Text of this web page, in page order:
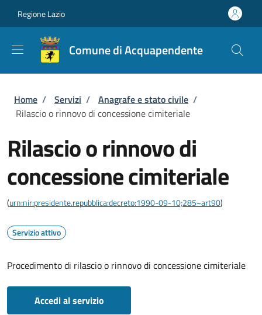
Regione Lazio
Comune di Acquapendente
Briciole di pane
Home / Servizi / Anagrafe e stato civile /
Rilascio o rinnovo di concessione cimiteriale
Rilascio o rinnovo di
concessione cimiteriale
(urn:nir:presidente.repubblica:decreto:1990-09-10;285~art90)
Servizio attivo
Procedimento di rilascio o rinnovo di concessione cimiteriale
Accedi al servizio